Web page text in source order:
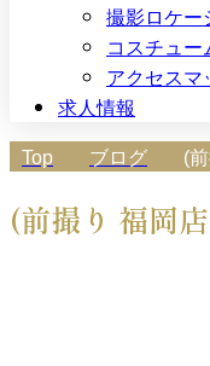
撮影ロケー
コスチュー
アクセスマ
求人情報
Top ブログ (
(前撮り 福岡